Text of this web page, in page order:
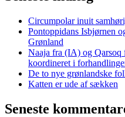
Circumpolar inuit
Pontoppidans Isbjørnen
Grønland
Naaja fra (IA) og Qarsoq
koordineret i
De to nye grønlandske
Katten er ude af sækken
Seneste